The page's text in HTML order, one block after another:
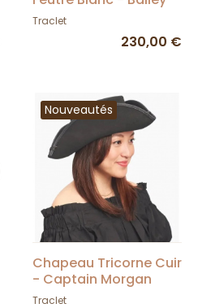
Traclet
230,00 €
Nouveautés
Chapeau Tricorne Cuir
- Captain Morgan
Traclet